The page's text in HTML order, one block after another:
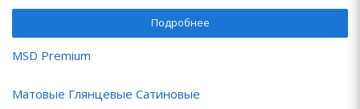
Подробнее
MSD Premium
Матовые Глянцевые Сатиновые